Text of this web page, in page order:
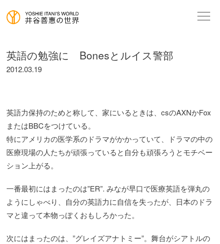
英語の勉強に Bonesとルイス警部
2012.03.19
英語力保持のためと称して、家にいるときは、csのAXNかFox
またはBBCをつけている。
特にアメリカの医学系のドラマがかかっていて、ドラマの中の
医療現場の人たちが頑張っていると自分も頑張ろうとモチベー
ション上がる。
一番最初にはまったのは”ER”. みなが早口で医療英語を弾丸の
ようにしゃべり、自分の英語力に自信を失ったが、日本のドラ
マと違って本物っぽくおもしろかった。
次にはまったのは、”グレイズアナトミー”。舞台がシアトルの